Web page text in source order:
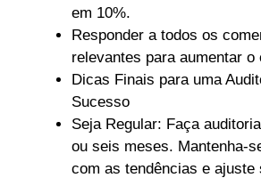
em 10%.
Responder a todos os
relevantes para aumentar o
Dicas Finais para uma
Sucesso
Seja Regular: Faça
ou seis meses. Mantenha-
com as tendências e ajuste